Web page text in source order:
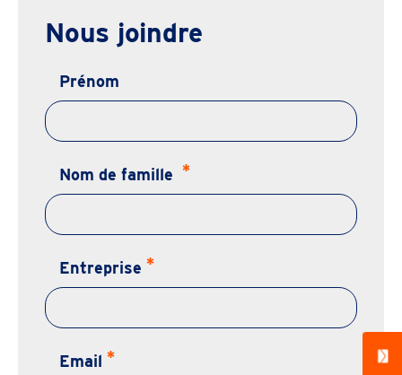
Nous joindre
Prénom
Nom de famille
Entreprise
Email